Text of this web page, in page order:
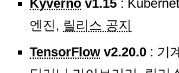
Kyverno v1.15 :
엔진, 릴리스 공지
TensorFlow v2.20.0 : 기